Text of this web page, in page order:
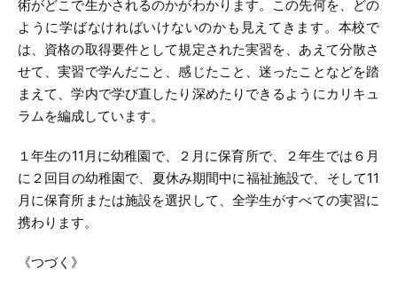
術がどこで生かされるのかがわかります。この先何を、どの
ように学ばなければいけないのかも見えてきます。本校で
は、資格の取得要件として規定された実習を、あえて分散さ
せて、実習で学んだこと、感じたこと、迷ったことなどを踏
まえて、学内で学び直したり深めたりできるようにカリキュ
ラムを編成しています。
１年生の11月に幼稚園で、２月に保育所で、２年生では６月
に２回目の幼稚園で、夏休み期間中に福祉施設で、そして11
月に保育所または施設を選択して、全学生がすべての実習に
携わります。
《つづく》